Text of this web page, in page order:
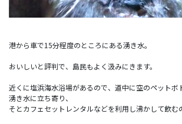
港から車で15分程度のところにある湧き水。
おいしいと評判で、島民もよく汲みにきます。
近くに塩浜海水浴場があるので、道中に空のペットボ
湧き水に立ち寄り、
そとカフェセットレンタルなどを利用し沸かして飲む